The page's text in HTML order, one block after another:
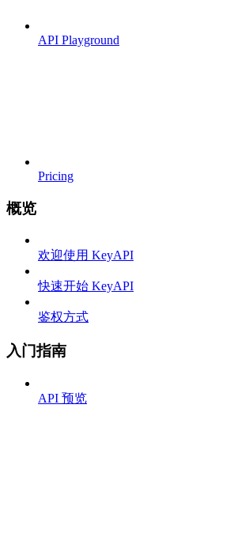
API Playground
Pricing
概览
欢迎使用 KeyAPI
快速开始 KeyAPI
鉴权方式
入门指南
API 预览